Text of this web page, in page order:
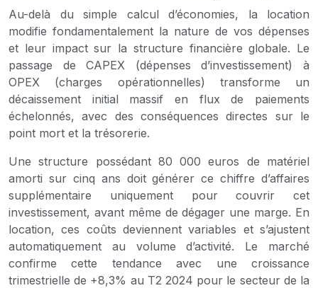
Au-delà du simple calcul d’économies, la location
modifie fondamentalement la nature de vos dépenses
et leur impact sur la structure financière globale. Le
passage de CAPEX (dépenses d’investissement) à
OPEX (charges opérationnelles) transforme un
décaissement initial massif en flux de paiements
échelonnés, avec des conséquences directes sur le
point mort et la trésorerie.
Une structure possédant 80 000 euros de matériel
amorti sur cinq ans doit générer ce chiffre d’affaires
supplémentaire uniquement pour couvrir cet
investissement, avant même de dégager une marge. En
location, ces coûts deviennent variables et s’ajustent
automatiquement au volume d’activité. Le marché
confirme cette tendance avec une croissance
trimestrielle de +8,3% au T2 2024 pour le secteur de la